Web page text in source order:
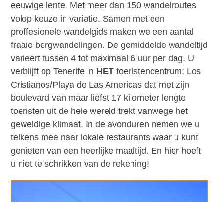
eeuwige lente. Met meer dan 150 wandelroutes
volop keuze in variatie. Samen met een
proffesionele wandelgids maken we een aantal
fraaie bergwandelingen. De gemiddelde wandeltijd
varieert tussen 4 tot maximaal 6 uur per dag. U
verblijft op Tenerife in HET toeristencentrum; Los
Cristianos/Playa de Las Americas dat met zijn
boulevard van maar liefst 17 kilometer lengte
toeristen uit de hele wereld trekt vanwege het
geweldige klimaat. In de avonduren nemen we u
telkens mee naar lokale restaurants waar u kunt
genieten van een heerlijke maaltijd. En hier hoeft
u niet te schrikken van de rekening!